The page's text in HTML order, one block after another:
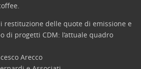
restituzione delle quote di emissione e
di progetti CDM: l’attuale quadro
Arecco